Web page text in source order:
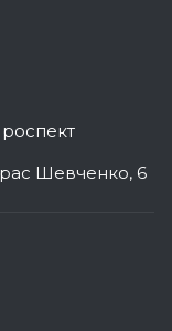
Шевченко, 6​